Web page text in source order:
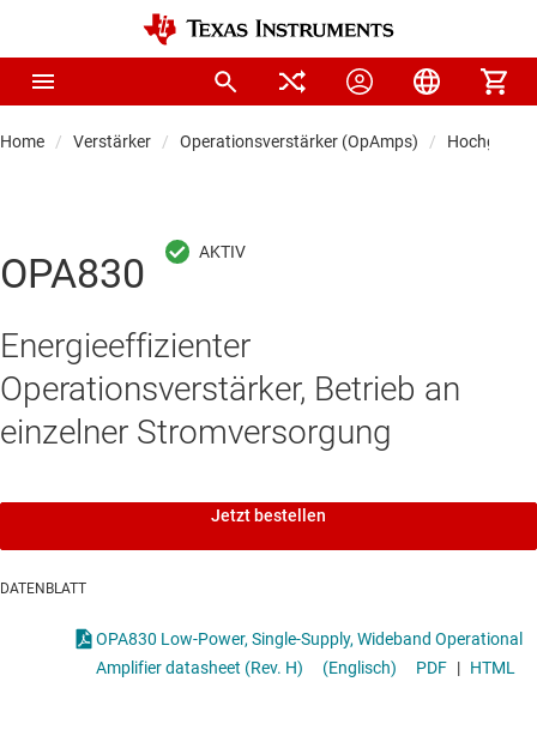
Home Verstärker Operationsverstärker (OpAmps)
OPA830
Energieeffizienter
Operationsverstärker, Betrieb an
einzelner Stromversorgung
Jetzt bestellen
DATENBLATT
OPA830 Low-Power, Single-Supply, Wideband Operational
Amplifier datasheet (Rev. H)
(Englisch) PDF | HTML